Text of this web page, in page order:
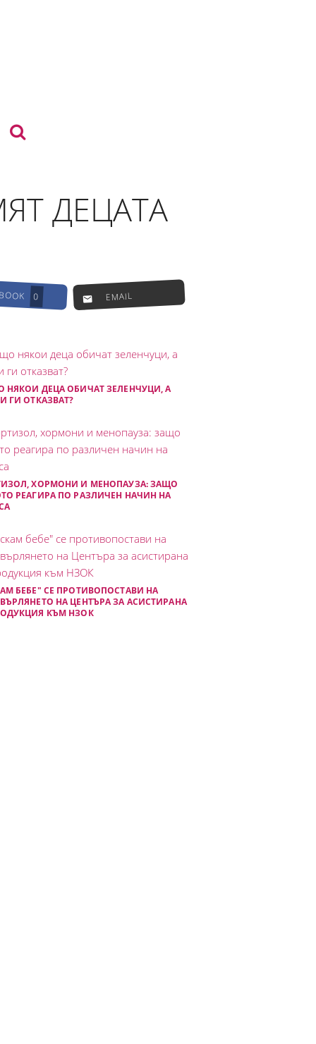
ДЕЦАТА
0 EMAIL
НЯКОИ ДЕЦА ОБИЧАТ ЗЕЛЕНЧУЦИ, А
ГИ ОТКАЗВАТ?
ХОРМОНИ И МЕНОПАУЗА: ЗАЩО
РЕАГИРА ПО РАЗЛИЧЕН НАЧИН НА
БЕБЕ" СЕ ПРОТИВОПОСТАВИ НА
НА ЦЕНТЪРА ЗА АСИСТИРАНА
КЪМ НЗОК